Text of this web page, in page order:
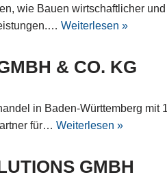
wie Bauen wirtschaftlicher
Weiterlesen »
& CO. KG
in Baden-Württemberg
für… Weiterlesen »
GMBH